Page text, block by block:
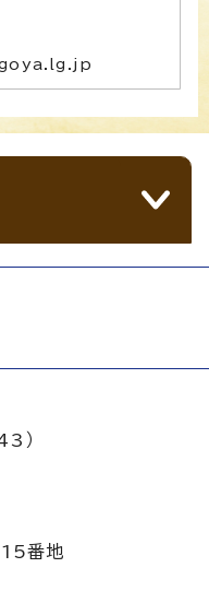
）
15番地